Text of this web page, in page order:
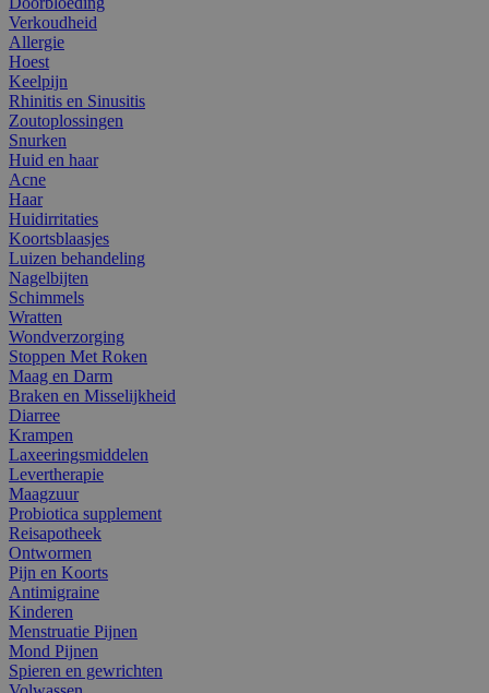
Verkoudheid
Allergie
Hoest
Keelpijn
Rhinitis en Sinusitis
Zoutoplossingen
Snurken
Huid en haar
Acne
Haar
Huidirritaties
Koortsblaasjes
Luizen behandeling
Nagelbijten
Schimmels
Wratten
Wondverzorging
Stoppen Met Roken
Maag en Darm
Braken en Misselijkheid
Diarree
Krampen
Laxeeringsmiddelen
Levertherapie
Maagzuur
Probiotica supplement
Reisapotheek
Ontwormen
Pijn en Koorts
Antimigraine
Kinderen
Menstruatie Pijnen
Mond Pijnen
Spieren en gewrichten